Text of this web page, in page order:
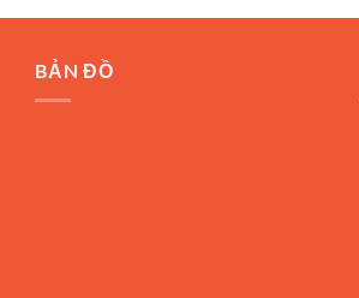
BẢN ĐỒ